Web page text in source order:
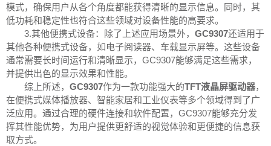
模式，确保用户从各个角度都能获得清晰的显示信息。同时，其
低功耗和稳定性也符合这些领域对设备性能的高要求。
3.其他便携式设备：除了上述应用场景外， GC9307还适用于
其他各种便携式设备，如电子阅读器、车载显示屏等。这些设备
通常需要长时间运行和清晰显示，GC9307能够满足这些需求，
并提供出色的显示效果和性能。
综上所述， GC9307作为一款功能强大的TFT液晶屏驱动器，
在便携式媒体播放器、智能家居和工业仪表等多个领域得到了广
泛应用。通过合理的硬件连接和软件配置，GC9307能够充分发
挥其性能优势，为用户提供更舒适的视觉体验和更便捷的信息获
取方式。